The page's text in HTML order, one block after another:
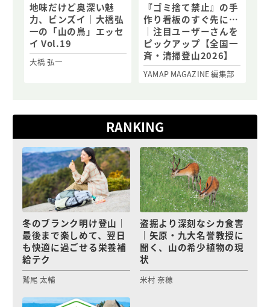
地味だけど奥深い魅
力、ビンズイ｜大橋弘
一の「山の鳥」エッセ
イ Vol.19
大橋 弘一
『ゴミ捨て禁止』の手
作り看板のすぐ先に…
｜注目ユーザーさんを
ピックアップ【全国一
斉・清掃登山2026】
YAMAP MAGAZINE 編集部
RANKING
冬のブランク明け登山｜
最後まで楽しめて、翌日
も快適に過ごせる栄養補
給テク
鷲尾 太輔
盗掘より深刻なシカ食害
｜矢原・九大名誉教授に
聞く、山の希少植物の現
状
米村 奈穂